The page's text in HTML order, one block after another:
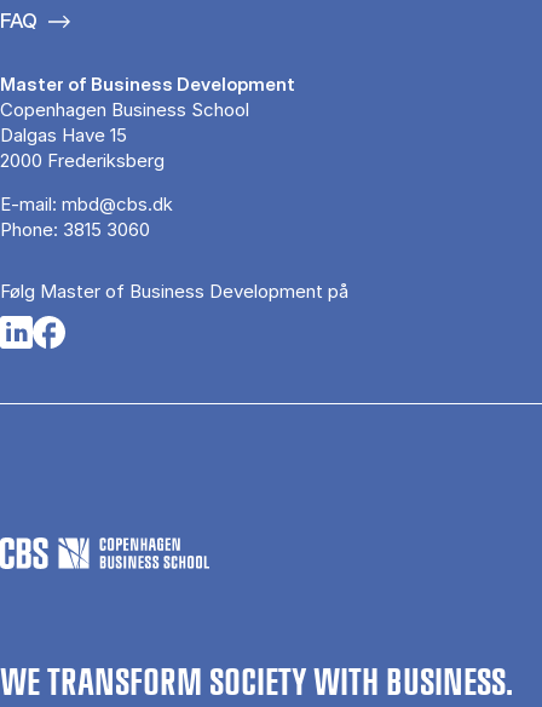
FAQ
Master of Business Development
Copenhagen Business School
Dalgas Have 15
2000 Frederiksberg
E-mail: mbd@cbs.dk
Phone: 3815 3060
Følg Master of Business Development på
Opens in a new tab
Opens in a new tab
WE TRANSFORM SOCIETY WITH BUSINESS.